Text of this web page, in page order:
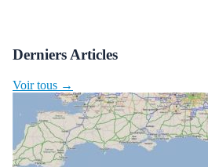
Derniers Articles
Voir tous →